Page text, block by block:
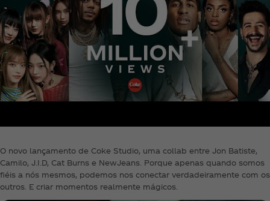
O novo lançamento de Coke Studio, uma collab entre Jon Batiste,
Camilo, J.I.D, Cat Burns e NewJeans. Porque apenas quando somos
fiéis a nós mesmos, podemos nos conectar verdadeiramente com os
outros. E criar momentos realmente mágicos.